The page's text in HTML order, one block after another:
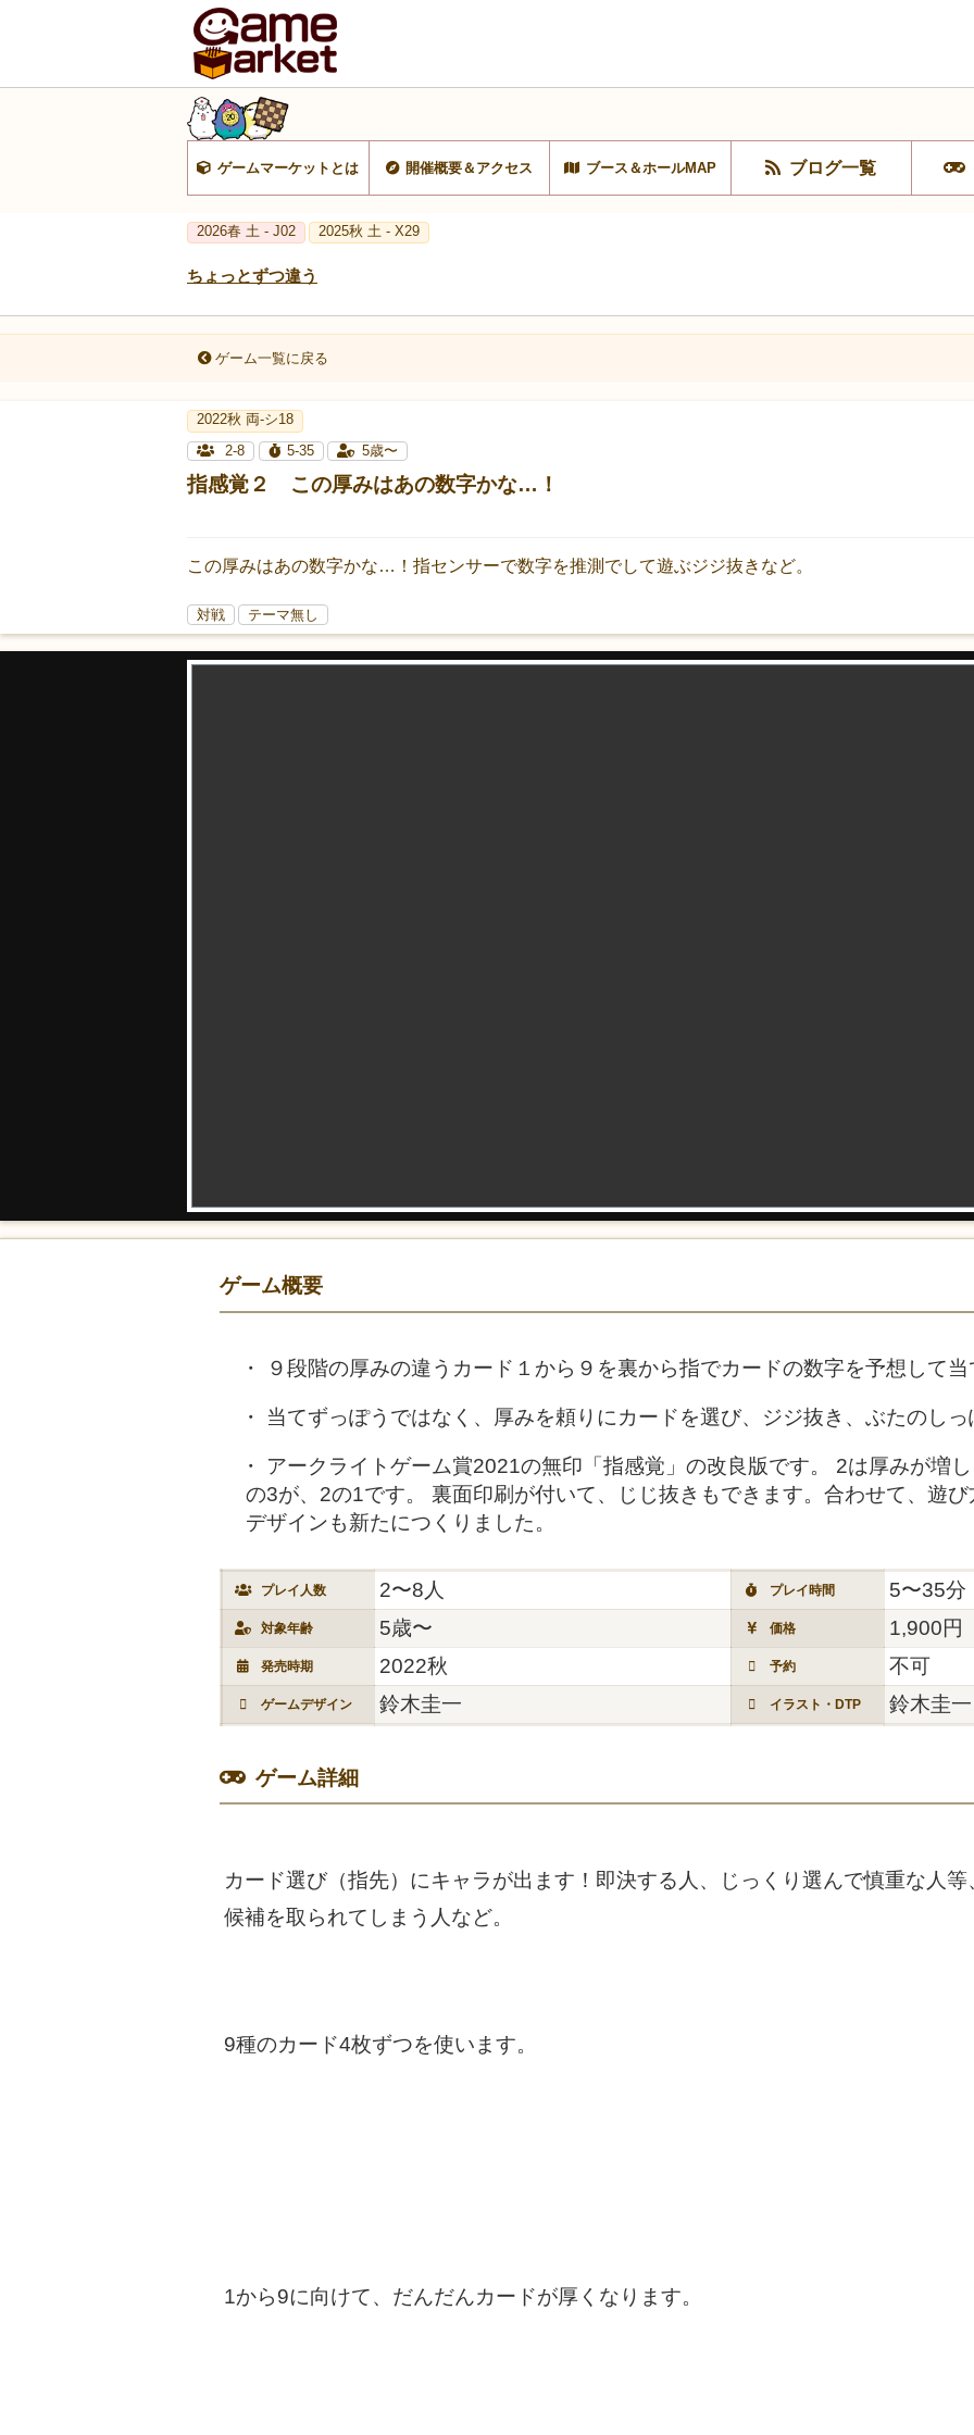
ゲームマーケットとは 開催概要＆アクセス ブース＆ホールMAP ブログ一覧
2026春 土 - J02 2025秋 土 - X29
ちょっとずつ違う
ゲーム一覧に戻る
2022秋 両-シ18
2-8
5-35 5歳〜
指感覚２ この厚みはあの数字かな…！
この厚みはあの数字かな…！指センサーで数字を推測でして遊ぶジジ抜きなど。
対戦 テーマ無し
ゲーム概要
９段階の厚みの違うカード１から９を裏から指でカードの数字を予想して当
当てずっぽうではなく、厚みを頼りにカードを選び、ジジ抜き、ぶたのしっ
アークライトゲーム賞2021の無印「指感覚」の改良版です。 2は厚みが増
の3が、2の1です。 裏面印刷が付いて、じじ抜きもできます。合わせて、遊び
デザインも新たにつくりました。
プレイ人数 2〜8人 プレイ時間 5〜35分
対象年齢 5歳〜 価格 1,900円
発売時期 2022秋 予約 不可
ゲームデザイン 鈴木圭一 イラスト・DTP 鈴木圭一
ゲーム詳細
カード選び（指先）にキャラが出ます！即決する人、じっくり選んで慎重な人
候補を取られてしまう人など。
9種のカード4枚ずつを使います。
1から9に向けて、だんだんカードが厚くなります。